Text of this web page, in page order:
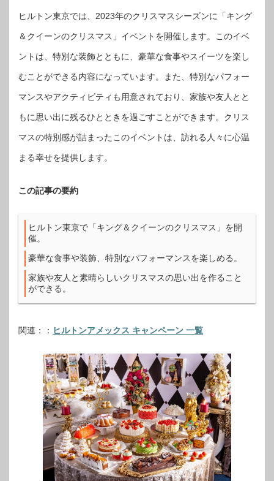
ヒルトン東京では、2023年のクリスマスシーズンに「キング
＆クイーンのクリスマス」イベントを開催します。このイベ
ントは、特別な装飾とともに、豪華な食事やスイーツを楽し
むことができる内容になっています。また、特別なパフォー
マンスやアクティビティも用意されており、家族や友人とと
もに思い出に残るひとときを過ごすことができます。クリス
マスの特別感が詰まったこのイベントは、訪れる人々に心温
まる幸せを提供します。
この記事の要約
ヒルトン東京で「キング＆クイーンのクリスマス」を開
催。
豪華な食事や装飾、特別なパフォーマンスを楽しめる。
家族や友人と素晴らしいクリスマスの思い出を作ること
ができる。
関連：： ヒルトンアメックス キャンペーン 一覧